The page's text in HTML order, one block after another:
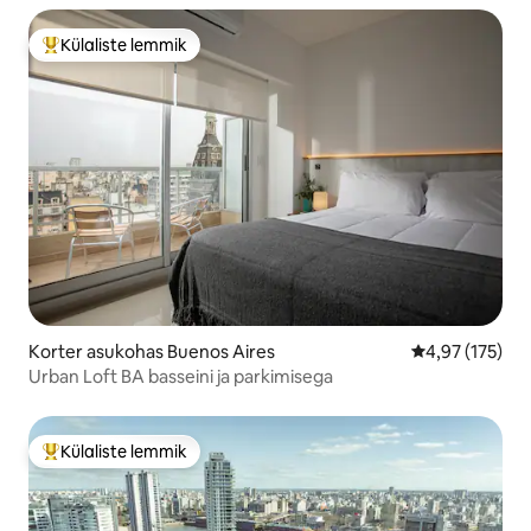
Külaliste suur lemmik
Külaliste lemmik
Korter asukohas Buenos Aires Keskmine
4,97 (175)
Urban Loft BA basseini ja parkimisega
Külaliste suur lemmik
Külaliste lemmik